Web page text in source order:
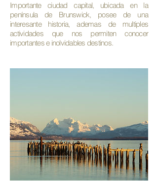
Importante ciudad capital, ubicada en la
península de Brunswick, posee de una
interesante historia, ademas de multiples
actividades que nos permiten conocer
importantes e inolvidables destinos.